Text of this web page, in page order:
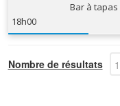
Bar à tapas
18h00
Nombre de résultats